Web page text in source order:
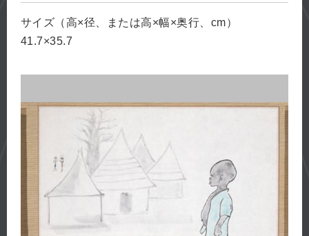
サイズ（高×径、または高×幅×奥行、cm）
41.7×35.7